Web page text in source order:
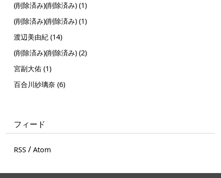
(削除済み)(削除済み) (1)
(削除済み)(削除済み) (1)
渡辺美由紀 (14)
(削除済み)(削除済み) (2)
宮副大佑 (1)
百合川紗璃奈 (6)
フィード
RSS / Atom